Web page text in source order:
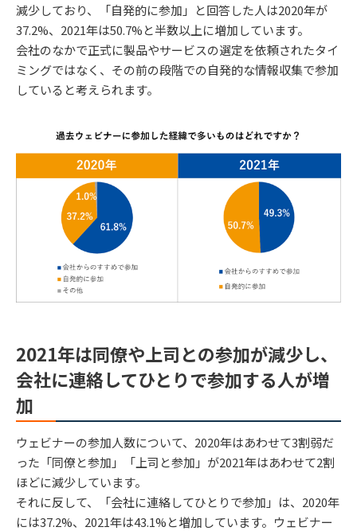
減少しており、「自発的に参加」と回答した人は2020年が
37.2%、2021年は50.7%と半数以上に増加しています。
会社のなかで正式に製品やサービスの選定を依頼されたタイ
ミングではなく、その前の段階での自発的な情報収集で参加
していると考えられます。
2021年は同僚や上司との参加が減少し、
会社に連絡してひとりで参加する人が増
加
ウェビナーの参加人数について、2020年はあわせて3割弱だ
った「同僚と参加」「上司と参加」が2021年はあわせて2割
ほどに減少しています。
それに反して、「会社に連絡してひとりで参加」は、2020年
には37.2%、2021年は43.1%と増加しています。ウェビナー